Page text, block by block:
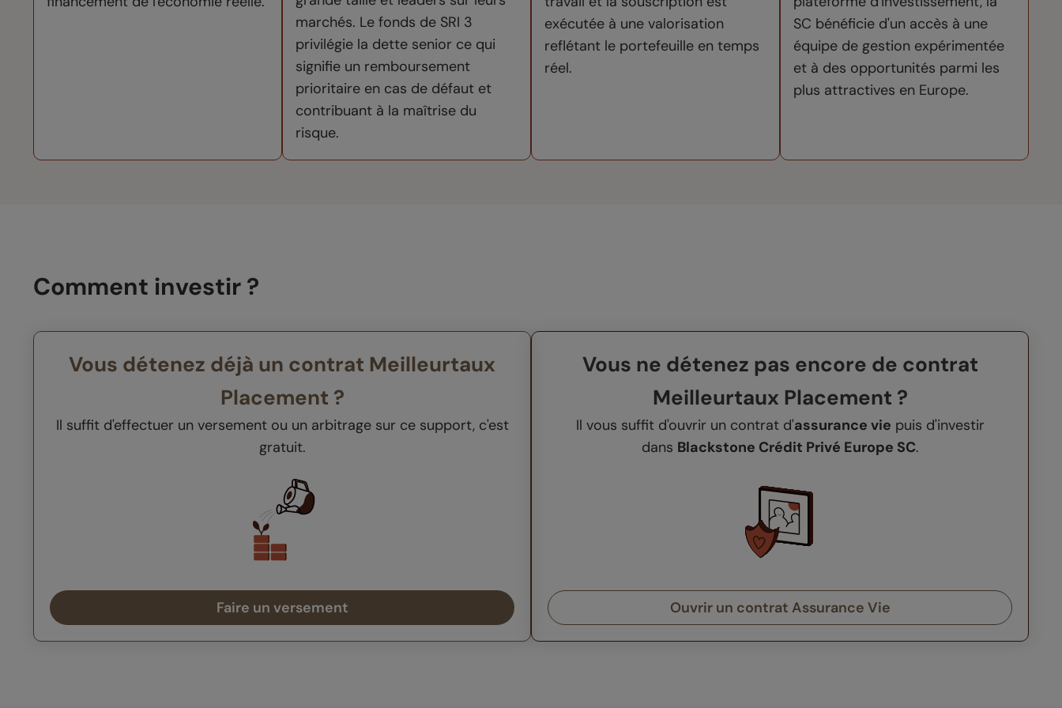
marchés. Le fonds de SRI 3
privilégie la dette senior ce qui
signifie un remboursement
prioritaire en cas de défaut et
contribuant à la maîtrise du
risque.
exécutée à une valorisation
reflétant le portefeuille en temps
réel.
SC bénéficie d'un accès à une
équipe de gestion expérimentée
et à des opportunités parmi les
plus attractives en Europe.
Comment investir ?
Vous détenez déjà un contrat Meilleurtaux
Placement ?
Il suffit d'effectuer un versement ou un arbitrage sur ce support, c'est
gratuit.
Faire un versement
Vous ne détenez pas encore de contrat
Meilleurtaux Placement ?
Il vous suffit d'ouvrir un contrat d'assurance vie puis d'investir
dans Blackstone Crédit Privé Europe SC.
Ouvrir un contrat Assurance Vie